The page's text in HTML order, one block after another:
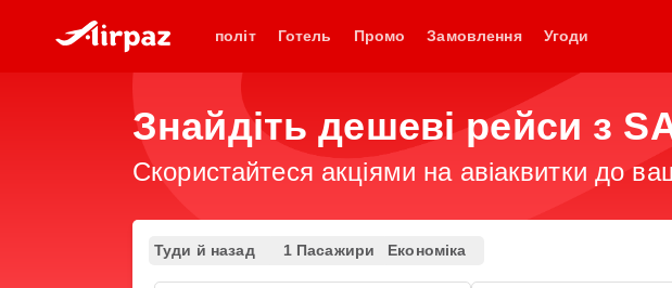
політ Готель Промо Замовлення Угоди
Знайдіть дешеві рейси з
Скористайтеся акціями на авіаквитки до
Туди й назад 1 Пасажири Економіка